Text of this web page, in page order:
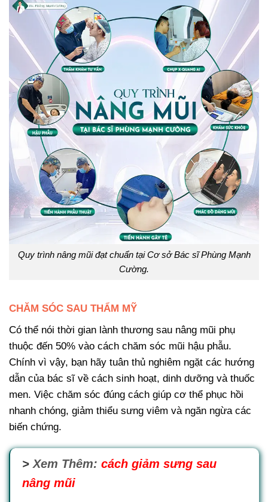
Quy trình nâng mũi đạt chuẩn tại Cơ sở Bác sĩ Phùng Mạnh
Cường.
CHĂM SÓC SAU THẨM MỸ
Có thể nói thời gian lành thương sau nâng mũi phụ
thuộc đến 50% vào cách chăm sóc mũi hậu phẫu.
Chính vì vậy, bạn hãy tuân thủ nghiêm ngặt các hướng
dẫn của bác sĩ về cách sinh hoạt, dinh dưỡng và thuốc
men. Việc chăm sóc đúng cách giúp cơ thể phục hồi
nhanh chóng, giảm thiểu sưng viêm và ngăn ngừa các
biến chứng.
> Xem Thêm: cách giảm sưng sau
nâng mũi